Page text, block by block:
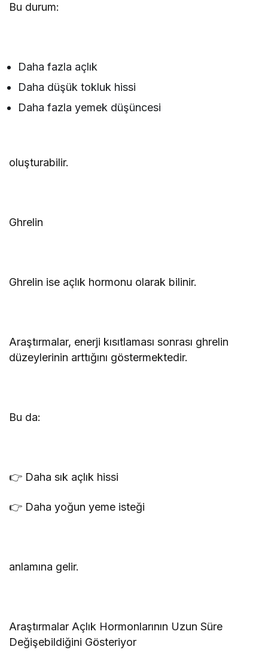
Bu durum:
Daha fazla açlık
Daha düşük tokluk hissi
Daha fazla yemek düşüncesi
oluşturabilir.
Ghrelin
Ghrelin ise açlık hormonu olarak bilinir.
Araştırmalar, enerji kısıtlaması sonrası ghrelin
düzeylerinin arttığını göstermektedir.
Bu da:
👉 Daha sık açlık hissi
👉 Daha yoğun yeme isteği
anlamına gelir.
Araştırmalar Açlık Hormonlarının Uzun Süre
Değişebildiğini Gösteriyor